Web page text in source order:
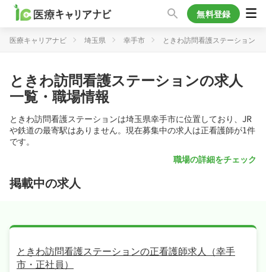
無料登録
医療キャリアナビ 埼玉県 幸手市 ときわ訪問看護ステーション
ときわ訪問看護ステーションの求人
一覧・職場情報
ときわ訪問看護ステーションは埼玉県幸手市に位置しており、JR
や鉄道の最寄駅はありません。現在募集中の求人は正看護師が1件
です。
職場の詳細をチェック
掲載中の求人
ときわ訪問看護ステーションの正看護師求人（幸手
市・正社員）